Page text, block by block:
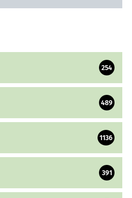
254
489
1136
391